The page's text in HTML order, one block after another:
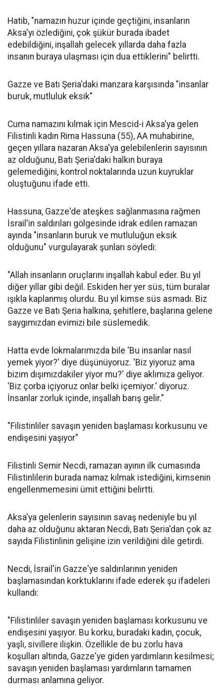
Hatib, "namazın huzur içinde geçtiğini, insanların
Aksa'yı özlediğini, çok şükür burada ibadet
edebildiğini, inşallah gelecek yıllarda daha fazla
insanın buraya ulaşması için dua ettiklerini" belirtti.
Gazze ve Batı Şeria'daki manzara karşısında "insanlar
buruk, mutluluk eksik"
Cuma namazını kılmak için Mescid-i Aksa'ya gelen
Filistinli kadın Rima Hassuna (55), AA muhabirine,
geçen yıllara nazaran Aksa'ya gelebilenlerin sayısının
az olduğunu, Batı Şeria'daki halkın buraya
gelemediğini, kontrol noktalarında uzun kuyruklar
oluştuğunu ifade etti.
Hassuna, Gazze'de ateşkes sağlanmasına rağmen
İsrail'in saldırıları gölgesinde idrak edilen ramazan
ayında "insanların buruk ve mutluluğun eksik
olduğunu" vurgulayarak şunları söyledi:
"Allah insanların oruçlarını inşallah kabul eder. Bu yıl
diğer yıllar gibi değil. Eskiden her yer süs, tüm buralar
ışıkla kaplanmış olurdu. Bu yıl kimse süs asmadı. Biz
Gazze ve Batı Şeria halkına, şehitlere, başlarına gelene
saygımızdan evimizi bile süslemedik.
Hatta evde lokmalarımızda bile 'Bu insanlar nasıl
yemek yiyor?' diye düşünüyoruz. 'Biz yiyoruz ama
bizim dışımızdakiler yiyor mu?' diye aklımıza geliyor.
'Biz çorba içiyoruz onlar belki içemiyor.' diyoruz.
İnsanlar zorluk içinde, inşallah barış gelir."
"Filistinliler savaşın yeniden başlaması korkusunu ve
endişesini yaşıyor"
Filistinli Semir Necdi, ramazan ayının ilk cumasında
Filistinlilerin burada namaz kılmak istediğini, kimsenin
engellenmemesini ümit ettiğini belirtti.
Aksa'ya gelenlerin sayısının savaş nedeniyle bu yıl
daha az olduğunu aktaran Necdi, Batı Şeria'dan çok az
sayıda Filistinlinin gelişine izin verildiğini dile getirdi.
Necdi, İsrail'in Gazze'ye saldırılarının yeniden
başlamasından korktuklarını ifade ederek şu ifadeleri
kullandı:
"Filistinliler savaşın yeniden başlaması korkusunu ve
endişesini yaşıyor. Bu korku, buradaki kadın, çocuk,
yaşlı, sivillere ilişkin. Özellikle de bu zorlu hava
koşulları altında, Gazze'ye giden yardımların kesilmesi;
savaşın yeniden başlaması yardımların tamamen
durması anlamına geliyor.